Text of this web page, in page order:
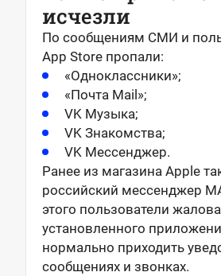
исчезли
По сообщениям СМИ и
App Store пропали:
«Одноклассники»;
«Почта Mail»;
VK Музыка;
VK Знакомства;
VK Мессенджер.
Ранее из магазина Apple
российский мессенджер
этого пользователи
установленного
нормально приходить
сообщениях и звонках.